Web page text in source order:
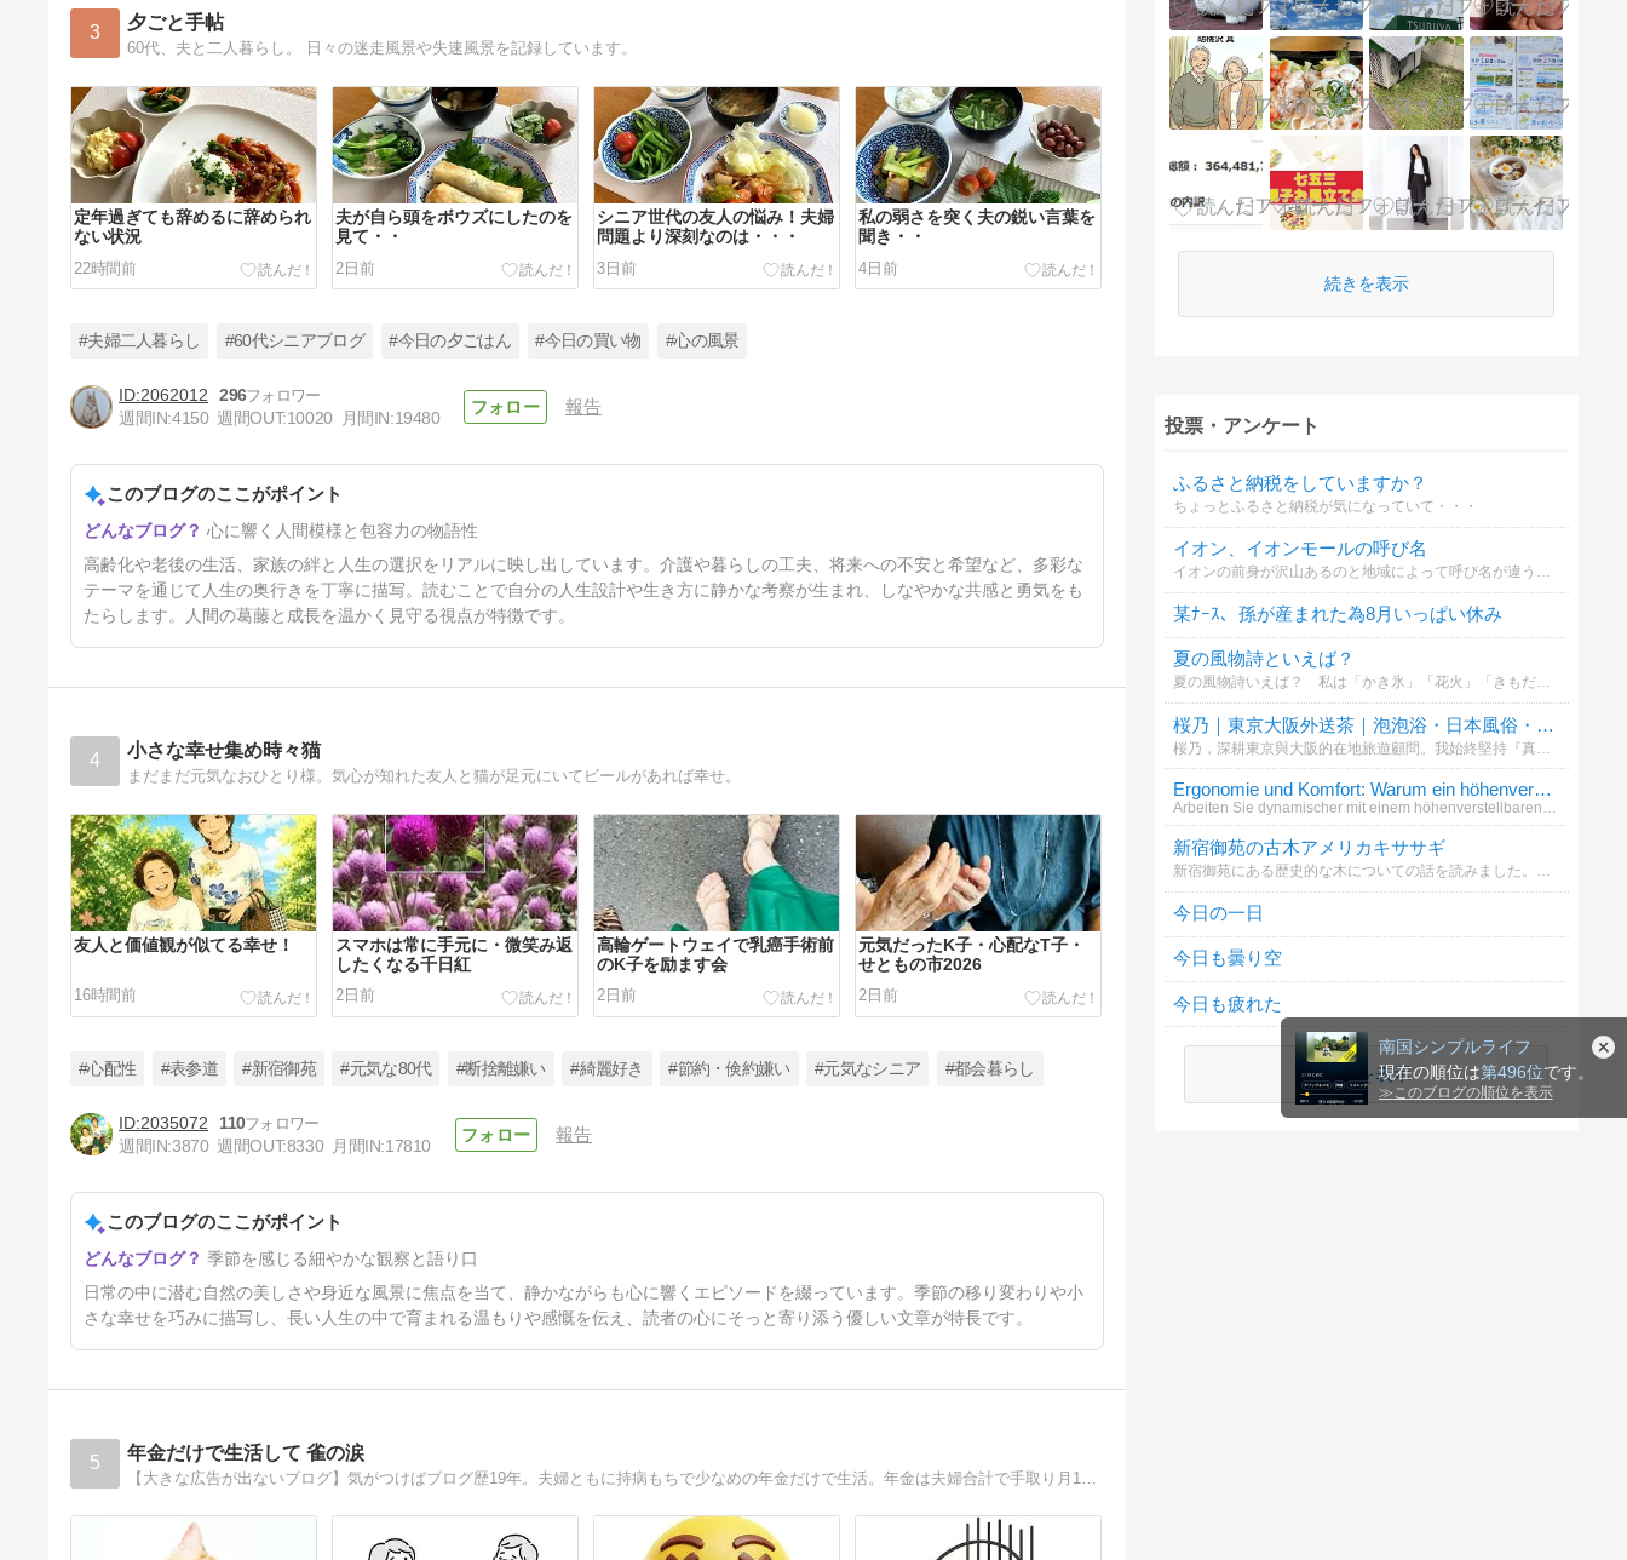
南国シンプルライフ
現在の順位は第496位です。
≫ このブログの順位を表示
3 夕ごと手帖
60代、夫と二人暮らし。 日々の迷走風景や失速風景を記録しています。
定年過ぎても辞めるに辞められ
ない状況
22時間前
夫が自ら頭をボウズにしたのを
見て・・
2日前
シニア世代の友人の悩み！夫婦
問題より深刻なのは・・・
3日前
私の弱さを突く夫の鋭い言葉を
聞き・・
4日前
話し合い・・
5日前
#夫婦二人暮らし #60代シニアブログ #今日の夕ごはん #今日の買い物 #心の風景
2062012
296
週間IN:4150 週間OUT:10020 月間IN:19480
報告
このブログのここがポイント
心に響く人間模様と包容力の物語性
高齢化や老後の生活、家族の絆と人生の選択をリアルに映し出しています。介護や暮らしの工夫、将来への不安と希望など、多彩な
テーマを通じて人生の奥行きを丁寧に描写。読むことで自分の人生設計や生き方に静かな考察が生まれ、しなやかな共感と勇気をも
たらします。人間の葛藤と成長を温かく見守る視点が特徴です。
4 小さな幸せ集め時々猫
まだまだ元気なおひとり様。気心が知れた友人と猫が足元にいてビールがあれば幸せ。
友人と価値観が似てる幸せ！
16時間前
スマホは常に手元に・微笑み返
したくなる千日紅
2日前
高輪ゲートウェイで乳癌手術前
のK子を励ます会
2日前
元気だったK子・心配なT子・
せともの市2026
2日前
方・息子は嫁次第？
4日前
#心配性 #表参道 #新宿御苑 #元気な80代 #断捨離嫌い #綺麗好き #節約・倹約嫌い #元気なシニア #都会暮らし
2035072
110
週間IN:3870 週間OUT:8330 月間IN:17810
報告
このブログのここがポイント
季節を感じる細やかな観察と語り口
日常の中に潜む自然の美しさや身近な風景に焦点を当て、静かながらも心に響くエピソードを綴っています。季節の移り変わりや小
さな幸せを巧みに描写し、長い人生の中で育まれる温もりや感慨を伝え、読者の心にそっと寄り添う優しい文章が特長です。
5 年金だけで生活して 雀の涙
続きを表示
投票・アンケート
ふるさと納税をしていますか？
ちょっとふるさと納税が気になっていて・・・
イオン、イオンモールの呼び名
イオンの前身が沢山あるのと地域によって呼び名が違うことを知ったのでお聞きしたいです。記入漏れがあったらすみません(*_ _)՞՞この中にない場合はその他へお願い致します
某ﾅｰｽ、孫が産まれた為8月いっぱい休み
夏の風物詩といえば？
夏の風物詩いえば？ 私は「かき氷」「花火」「きもだめし」といったところです (^_^)v
桜乃｜東京大阪外送茶｜泡泡浴・日本風俗・上門服務LINE ID：3sk6 Tg： @Saku62 G
Ergonomie und Komfort: Warum ein höhenverstellbare
Arbeiten Sie dynamischer mit einem höhenverstellbaren Schreibtisch. Bewegung im Alltag wird unterstützt und Sicherheit g
新宿御苑の古木アメリカキササギ
新宿御苑にある歴史的な木についての話を読みました。あなたはこの木の魅力をどう感じますか？
今日の一日
今日も曇り空
今日も疲れた
続きを表示